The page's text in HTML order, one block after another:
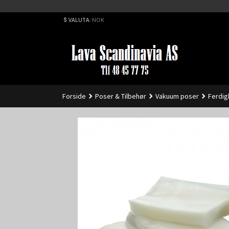
VALUTA: NOK
Forside Poser & Tilbehør Vakuum poser